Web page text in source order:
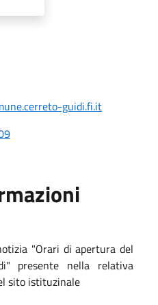
guidi.fi.it
"Orari di apertura del
presente nella relativa
sito istituzinale